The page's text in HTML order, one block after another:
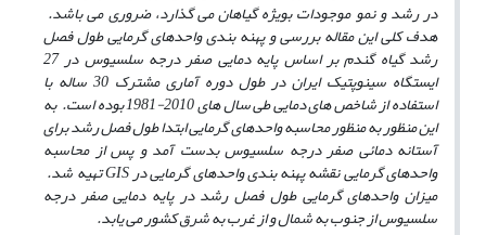
در رشد و نمو موجودات بویژه گیاهان می گذارد، ضروری می باشد.
هدف کلی این مقاله بررسی و پهنه بندی واحدهای گرمایی طول فصل
رشد گیاه گندم بر اساس پایه دمایی صفر درجه سلسیوس در 27
ایستگاه سینوپتیک ایران در طول دوره آماری مشترک 30 ساله با
استفاده از شاخص های دمایی طی سال های 2010-1981 بوده است. به
این منظور به منظور محاسبه واحدهای گرمایی ابتدا طول فصل رشد برای
آستانه دمائی صفر درجه سلسیوس بدست آمد و پس از محاسبه
واحدهای گرمایی نقشه پهنه بندی واحدهای گرمایی در GIS تهیه شد.
میزان واحدهای گرمایی طول فصل رشد در پایه دمایی صفر درجه
سلسیوس از جنوب به شمال و از غرب به شرق کشور می یابد.